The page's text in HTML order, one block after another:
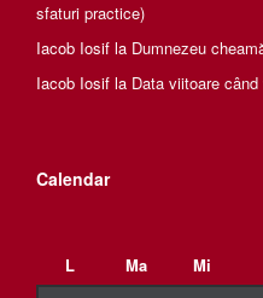
sfaturi practice)
Iacob Iosif la Dumnezeu
Iacob Iosif la Data viitoare
Calendar
L
Ma Mi